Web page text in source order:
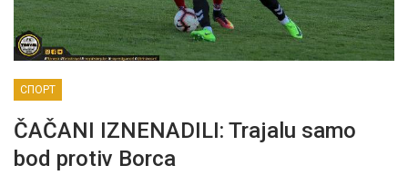
СПОРТ
ČAČANI IZNENADILI: Trajalu samo
bod protiv Borca